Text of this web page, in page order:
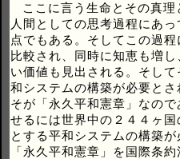
ここに言う生命とその真
人間としての思考過程にあ
点でもある。そしてこの過
比較され、同時に知恵も増
い価値も見出される。そし
和システムの構築が必要と
そが「永久平和憲章」なの
せるには世界中の２４４ヶ
とする平和システムの構築
「永久平和憲章」を国際条